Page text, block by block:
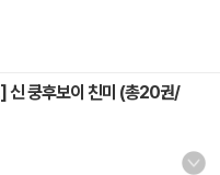
신 쿵후보이 친미 (총20권/